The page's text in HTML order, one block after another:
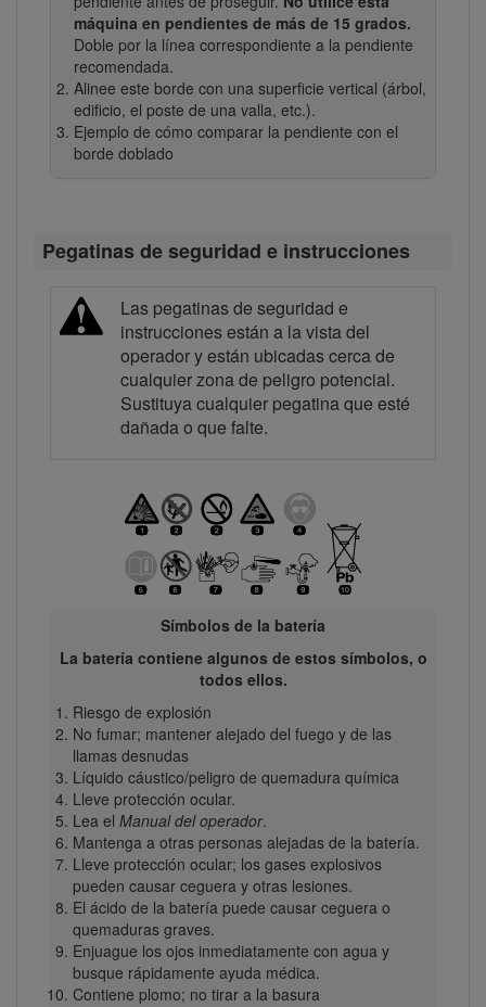
máquina en pendientes de más de 15 grados.
Doble por la línea correspondiente a la pendiente
recomendada.
Alinee este borde con una superficie vertical (árbol,
edificio, el poste de una valla, etc.).
Ejemplo de cómo comparar la pendiente con el
borde doblado
Pegatinas de seguridad e instrucciones
Las pegatinas de seguridad e
instrucciones están a la vista del
operador y están ubicadas cerca de
cualquier zona de peligro potencial.
Sustituya cualquier pegatina que esté
dañada o que falte.
Símbolos de la batería
La batería contiene algunos de estos símbolos, o
todos ellos.
Riesgo de explosión
No fumar; mantener alejado del fuego y de las
llamas desnudas
Líquido cáustico/peligro de quemadura química
Lleve protección ocular.
Lea el Manual del operador.
Mantenga a otras personas alejadas de la batería.
Lleve protección ocular; los gases explosivos
pueden causar ceguera y otras lesiones.
El ácido de la batería puede causar ceguera o
quemaduras graves.
Enjuague los ojos inmediatamente con agua y
busque rápidamente ayuda médica.
Contiene plomo; no tirar a la basura